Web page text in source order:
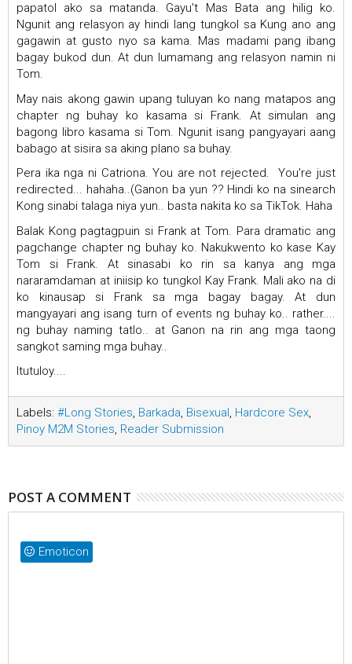
papatol ako sa matanda. Gayu't Mas Bata ang hilig ko.
Ngunit ang relasyon ay hindi lang tungkol sa Kung ano ang
gagawin at gusto nyo sa kama. Mas madami pang ibang
bagay bukod dun. At dun lumamang ang relasyon namin ni
Tom.
May nais akong gawin upang tuluyan ko nang matapos ang
chapter ng buhay ko kasama si Frank. At simulan ang
bagong libro kasama si Tom. Ngunit isang pangyayari aang
babago at sisira sa aking plano sa buhay.
Pera ika nga ni Catriona. You are not rejected. You're just
redirected... hahaha..(Ganon ba yun ?? Hindi ko na sinearch
Kong sinabi talaga niya yun.. basta nakita ko sa TikTok. Haha
Balak Kong pagtagpuin si Frank at Tom. Para dramatic ang
pagchange chapter ng buhay ko. Nakukwento ko kase Kay
Tom si Frank. At sinasabi ko rin sa kanya ang mga
nararamdaman at iniisip ko tungkol Kay Frank. Mali ako na di
ko kinausap si Frank sa mga bagay bagay. At dun
mangyayari ang isang turn of events ng buhay ko.. rather....
ng buhay naming tatlo.. at Ganon na rin ang mga taong
sangkot saming mga buhay..
Itutuloy....
Labels: #Long Stories Barkada Bisexual Hardcore Sex
Pinoy M2M Stories Reader Submission
POST A COMMENT
Emoticon